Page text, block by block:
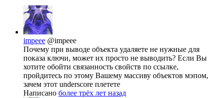
impeee @impeee
Почему при выводе объекта удаляете не нужные для
показа ключи, может их просто не выводить? Если Вы
хотите обойти связанность свойств по ссылке,
пройдитесь по этому Вашему массиву объектов мэпом,
зачем этот underscore плетете
Написано более трёх лет назад